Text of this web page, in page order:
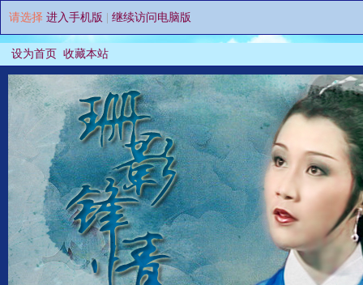
请选择 进入手机版 继续访问电脑版
设为首页 收藏本站